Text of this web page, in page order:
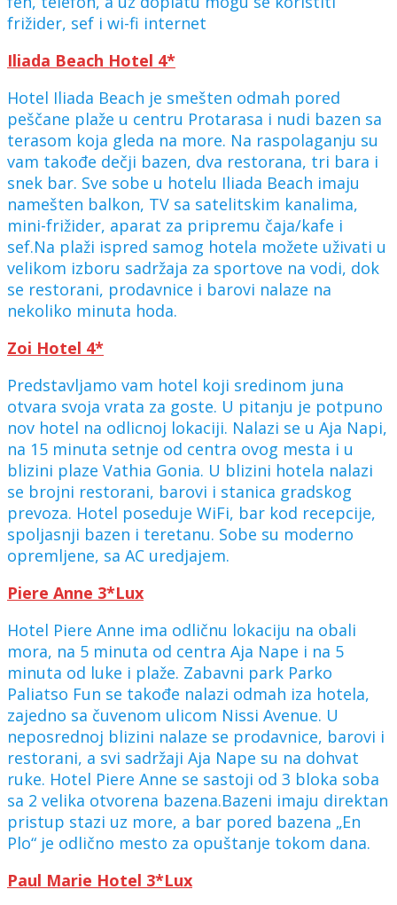
frižider, sef i wi-fi internet
Iliada Beach Hotel 4*
Hotel Iliada Beach je smešten odmah pored
peščane plaže u centru Protarasa i nudi bazen sa
terasom koja gleda na more. Na raspolaganju su
vam takođe dečji bazen, dva restorana, tri bara i
snek bar. Sve sobe u hotelu Iliada Beach imaju
namešten balkon, TV sa satelitskim kanalima,
mini-frižider, aparat za pripremu čaja/kafe i
sef.Na plaži ispred samog hotela možete uživati u
velikom izboru sadržaja za sportove na vodi, dok
se restorani, prodavnice i barovi nalaze na
nekoliko minuta hoda.
Zoi Hotel 4*
Predstavljamo vam hotel koji sredinom juna
otvara svoja vrata za goste. U pitanju je potpuno
nov hotel na odlicnoj lokaciji. Nalazi se u Aja Napi,
na 15 minuta setnje od centra ovog mesta i u
blizini plaze Vathia Gonia. U blizini hotela nalazi
se brojni restorani, barovi i stanica gradskog
prevoza. Hotel poseduje WiFi, bar kod recepcije,
spoljasnji bazen i teretanu. Sobe su moderno
opremljene, sa AC uredjajem.
Piere Anne 3*Lux
Hotel Piere Anne ima odličnu lokaciju na obali
mora, na 5 minuta od centra Aja Nape i na 5
minuta od luke i plaže. Zabavni park Parko
Paliatso Fun se takođe nalazi odmah iza hotela,
zajedno sa čuvenom ulicom Nissi Avenue. U
neposrednoj blizini nalaze se prodavnice, barovi i
restorani, a svi sadržaji Aja Nape su na dohvat
ruke. Hotel Piere Anne se sastoji od 3 bloka soba
sa 2 velika otvorena bazena.Bazeni imaju direktan
pristup stazi uz more, a bar pored bazena „En
Plo“ je odlično mesto za opuštanje tokom dana.
Paul Marie Hotel 3*Lux